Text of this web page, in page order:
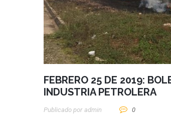
FEBRERO 25 DE 2019:
INDUSTRIA PETROLERA
Publicado por Admin 0